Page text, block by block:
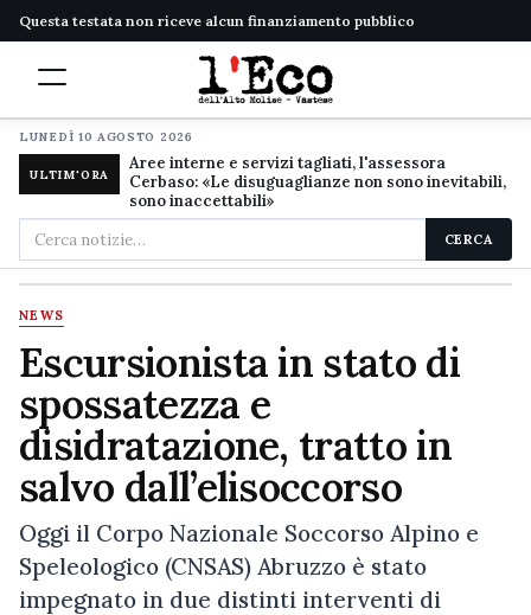
Questa testata non riceve alcun finanziamento pubblico
LUNEDÌ 10 AGOSTO 2026
ULTIM'ORA
Aree interne e servizi tagliati, l'assessora
Cerbaso: «Le disuguaglianze non sono inevitabili,
sono inaccettabili»
Cerca
nel
sito
CERCA
NEWS
Escursionista in stato di
spossatezza e
disidratazione, tratto in
salvo dall’elisoccorso
Oggi il Corpo Nazionale Soccorso Alpino e
Speleologico (CNSAS) Abruzzo è stato
impegnato in due distinti interventi di